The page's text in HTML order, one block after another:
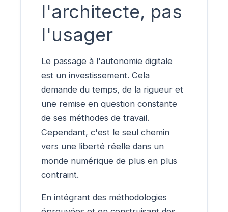
l'architecte, pas
l'usager
Le passage à l'autonomie digitale
est un investissement. Cela
demande du temps, de la rigueur et
une remise en question constante
de ses méthodes de travail.
Cependant, c'est le seul chemin
vers une liberté réelle dans un
monde numérique de plus en plus
contraint.
En intégrant des méthodologies